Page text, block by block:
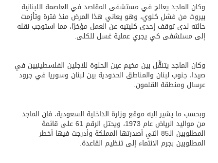
وكان الماجد يعالج في مستشفى المقاصد في العاصمة اللبنانية
بيروت من فشل كلوي، وهو يعاني هذا المرض منذ فترة وتأزمت
حالته لدى توقف إحدى كليتيه عن العمل مؤخرًا، مما استوجب نقله
إلى مستشفى كي يجري عملية غسل للكلى.
وكان الماجد يتنقَّل بين مخيم عين الحلوة للاجئين الفلسطينيين في
صيدا، جنوب لبنان والمناطق الحدودية بين لبنان وسوريا في جرود
عرسال ومنطقة القلمون.
وبحسب ما يشير إليه موقع وزارة الداخلية السعودية، فإن الماجد
من مواليد الرياض عام 1973، ويحتل الرقم 61 على قائمة
المطلوبين الـ85 التي أصدرتها المملكة وأدرجت فيها أخطر
المطلوبين بجرم الانتماء إلى تنظيم القاعدة.